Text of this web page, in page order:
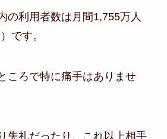
の利用者数は月間1,755万人
です。
ころで特に痛手はありませ
失礼だったり、これ以上相手